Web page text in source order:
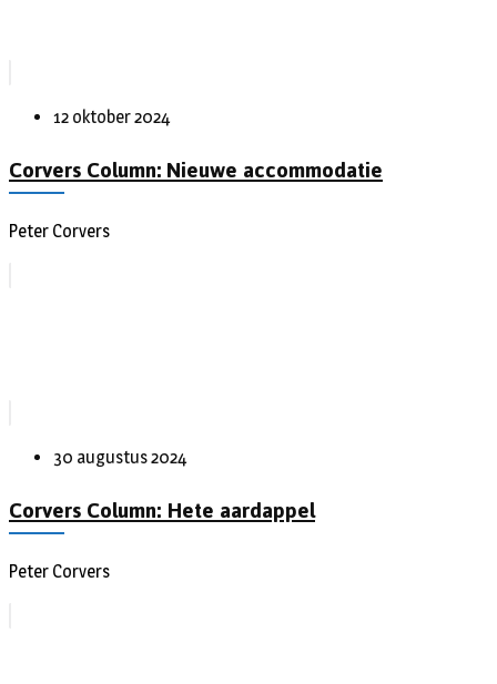
12 oktober 2024
Corvers Column: Nieuwe accommodatie
Peter Corvers
30 augustus 2024
Corvers Column: Hete aardappel
Peter Corvers